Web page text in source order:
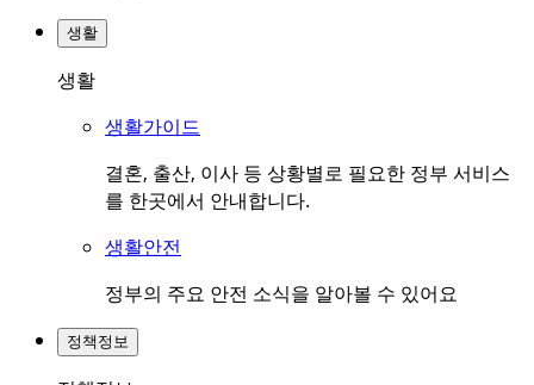
생활
생활
생활가이드
결혼, 출산, 이사 등 상황별로 필요한 정부 서비스
를 한곳에서 안내합니다.
생활안전
정부의 주요 안전 소식을 알아볼 수 있어요
정책정보